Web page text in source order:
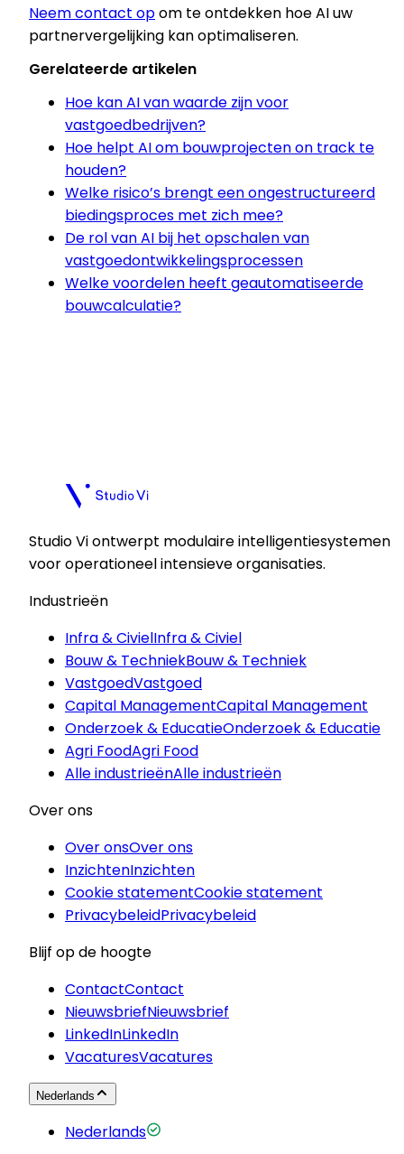
Neem contact opom te ontdekken hoe AI uw
partnervergelijking kan optimaliseren.
Gerelateerde artikelen
Hoe kan AI van waarde zijn voor
vastgoedbedrijven?
Hoe helpt AI om bouwprojecten on track te
houden?
Welke risico’s brengt een ongestructureerd
biedingsproces met zich mee?
De rol van AI bij het opschalen van
vastgoedontwikkelingsprocessen
Welke voordelen heeft geautomatiseerde
bouwcalculatie?
Plan een kennismaking
Studio Vi ontwerpt modulaire intelligentiesystemen
voor operationeel intensieve organisaties.
Industrieën
Infra & CivielInfra & Civiel
Bouw & TechniekBouw & Techniek
VastgoedVastgoed
Capital ManagementCapital Management
Onderzoek & EducatieOnderzoek & Educatie
Agri FoodAgri Food
Alle industrieënAlle industrieën
Over ons
Over onsOver ons
InzichtenInzichten
Cookie statementCookie statement
PrivacybeleidPrivacybeleid
Blijf op de hoogte
ContactContact
NieuwsbriefNieuwsbrief
LinkedInLinkedIn
VacaturesVacatures
Nederlands
Nederlands